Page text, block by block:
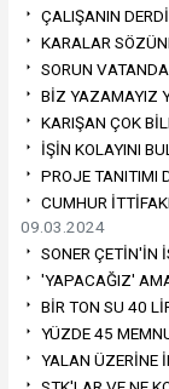
ÇALIŞANIN
KARALAR
SORUN
BİZ YAZAMAYIZ
KARIŞAN ÇOK
İŞİN KOLAYINI
PROJE TANITIMI
CUMHUR
09.03.2024
SONER ÇETİN'İN
'YAPACAĞIZ'
BİR TON SU 40
YÜZDE 45
YALAN ÜZERİNE